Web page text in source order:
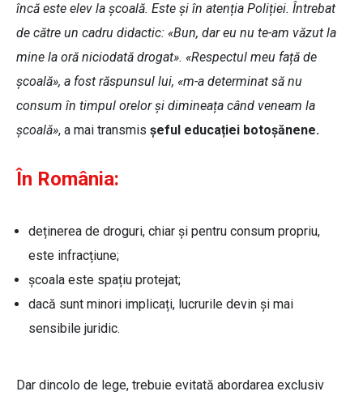
încă este elev la școală. Este și în atenția Poliției. Întrebat
de către un cadru didactic: «Bun, dar eu nu te-am văzut la
mine la oră niciodată drogat». «Respectul meu față de
școală», a fost răspunsul lui, «m-a determinat să nu
consum în timpul orelor și dimineața când veneam la
școală», a mai transmis șeful educației botoșănene.
În România:
deținerea de droguri, chiar și pentru consum propriu,
este infracțiune;
școala este spațiu protejat;
dacă sunt minori implicați, lucrurile devin și mai
sensibile juridic.
Dar dincolo de lege, trebuie evitată abordarea exclusiv